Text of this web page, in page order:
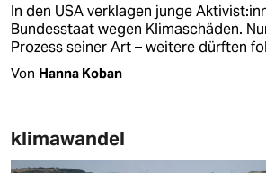
In den USA verklagen junge
Bundesstaat wegen Klimaschäden.
Prozess seiner Art – weitere dürften
Von Hanna Koban
klimawandel